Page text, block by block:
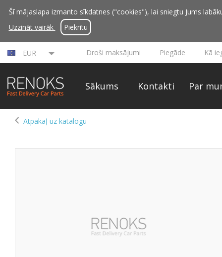
Šī mājaslapa izmanto sīkdatnes ("cookies"), lai sniegtu Jums
Uzzināt vairāk
Piekrītu
EUR Droši maksājumi Piegāde Kā
Sākums Kontakti Par
Atpakaļ uz katalogu